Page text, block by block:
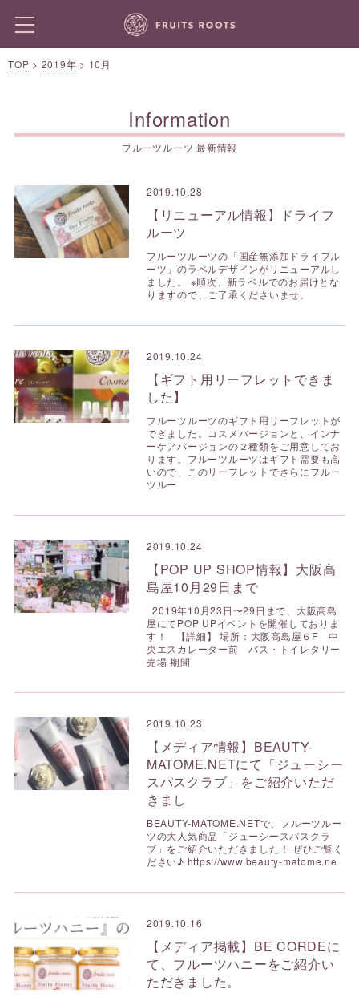
TOP > 2019年 > 10月
Information
フルーツルーツ 最新情報
2019.10.28
【リニューアル情報】ドライフ
ルーツ
フルーツルーツの「国産無添加ドライフル
ーツ」のラベルデザインがリニューアルし
ました。 ※順次、新ラベルでのお届けとな
りますので、ご了承くださいませ。
2019.10.24
【ギフト用リーフレットできま
した】
フルーツルーツのギフト用リーフレットが
できました。コスメバージョンと、インナ
ーケアバージョンの２種類をご用意してお
ります。フルーツルーツはギフト需要も高
いので、このリーフレットでさらにフルー
ツルー
2019.10.24
【POP UP SHOP情報】大阪高
島屋10月29日まで
2019年10月23日〜29日まで、大阪高島
屋にてPOP UPイベントを開催しておりま
す！ 【詳細】 場所：大阪高島屋６F 中
央エスカレーター前 バス・トイレタリー
売場 期間
2019.10.23
【メディア情報】BEAUTY-
MATOME.NETにて「ジューシー
スパスクラブ」をご紹介いただ
きまし
BEAUTY-MATOME.NETで、フルーツルー
ツの大人気商品「ジューシースパスクラ
ブ」をご紹介いただきました！ ぜひご覧く
ださい♪ https://www.beauty-matome.ne
2019.10.16
【メディア掲載】BE CORDEに
て、フルーツハニーをご紹介い
ただきました。